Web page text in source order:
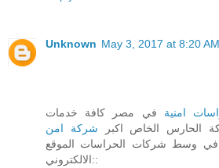
Unknown May 3, 2017 at 8:20 AM
امنية في مصر كافة خدمات
الحارس الخاص اكبر شركة امن
في وسط شركات الحراسات الموقع
الالكتروني::